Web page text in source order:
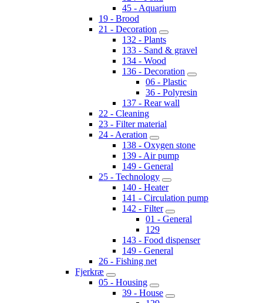
45 - Aquarium
19 - Brood
21 - Decoration
132 - Plants
133 - Sand & gravel
134 - Wood
136 - Decoration
06 - Plastic
36 - Polyresin
137 - Rear wall
22 - Cleaning
23 - Filter material
24 - Aeration
138 - Oxygen stone
139 - Air pump
149 - General
25 - Technology
140 - Heater
141 - Circulation pump
142 - Filter
01 - General
129
143 - Food dispenser
149 - General
26 - Fishing net
Fjerkræ
05 - Housing
39 - House